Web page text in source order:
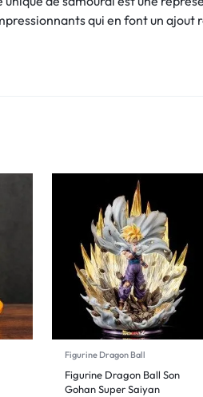
qui en font un ajout
Figurine Dragon Ball
Figurine Dragon Ball Son
Gohan Super Saiyan